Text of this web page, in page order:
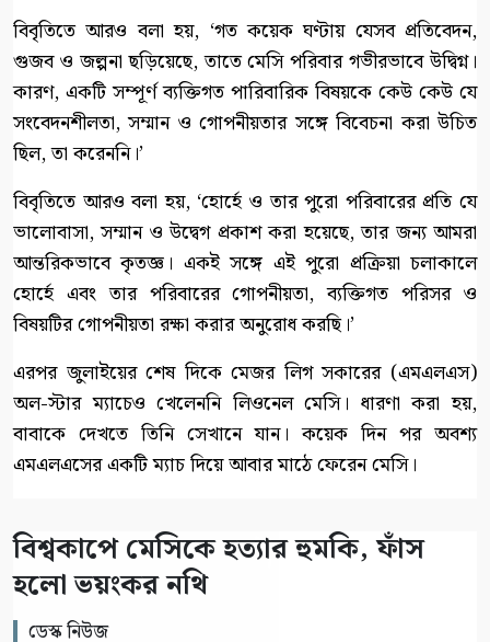
বিবৃতিতে আরও বলা হয়, ‘গত কয়েক ঘণ্টায় যেসব প্রতিবেদন,
গুজব ও জল্পনা ছড়িয়েছে, তাতে মেসি পরিবার গভীরভাবে উদ্বিগ্ন।
কারণ, একটি সম্পূর্ণ ব্যক্তিগত পারিবারিক বিষয়কে কেউ কেউ যে
সংবেদনশীলতা, সম্মান ও গোপনীয়তার সঙ্গে বিবেচনা করা উচিত
ছিল, তা করেননি।’
বিবৃতিতে আরও বলা হয়, ‘হোর্হে ও তার পুরো পরিবারের প্রতি যে
ভালোবাসা, সম্মান ও উদ্বেগ প্রকাশ করা হয়েছে, তার জন্য আমরা
আন্তরিকভাবে কৃতজ্ঞ। একই সঙ্গে এই পুরো প্রক্রিয়া চলাকালে
হোর্হে এবং তার পরিবারের গোপনীয়তা, ব্যক্তিগত পরিসর ও
বিষয়টির গোপনীয়তা রক্ষা করার অনুরোধ করছি।’
এরপর জুলাইয়ের শেষ দিকে মেজর লিগ সকারের (এমএলএস)
অল-স্টার ম্যাচেও খেলেননি লিওনেল মেসি। ধারণা করা হয়,
বাবাকে দেখতে তিনি সেখানে যান। কয়েক দিন পর অবশ্য
এমএলএসের একটি ম্যাচ দিয়ে আবার মাঠে ফেরেন মেসি।
বিশ্বকাপে মেসিকে হত্যার হুমকি, ফাঁস
হলো ভয়ংকর নথি
ডেস্ক নিউজ